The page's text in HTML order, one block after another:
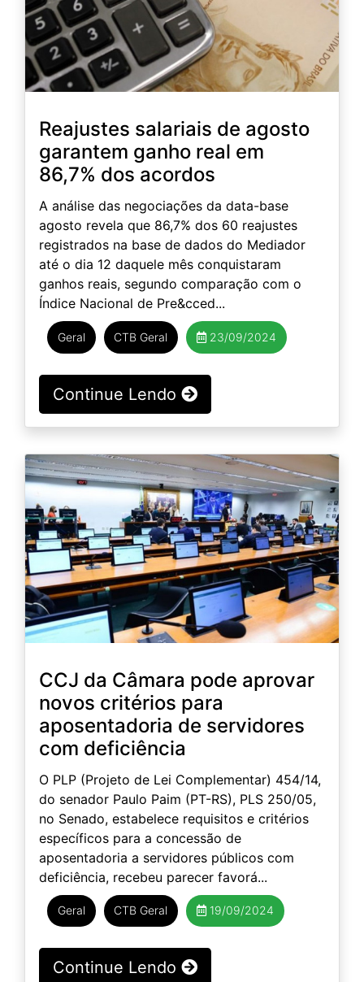
Reajustes salariais de agosto
garantem ganho real em
86,7% dos acordos
A análise das negociações da data-base
agosto revela que 86,7% dos 60 reajustes
registrados na base de dados do Mediador
até o dia 12 daquele mês conquistaram
ganhos reais, segundo comparação com o
Índice Nacional de Pre&cced...
Geral CTB Geral 23/09/2024
Continue Lendo
CCJ da Câmara pode aprovar
novos critérios para
aposentadoria de servidores
com deficiência
O PLP (Projeto de Lei Complementar) 454/14,
do senador Paulo Paim (PT-RS), PLS 250/05,
no Senado, estabelece requisitos e critérios
específicos para a concessão de
aposentadoria a servidores públicos com
deficiência, recebeu parecer favorá...
Geral CTB Geral 19/09/2024
Continue Lendo